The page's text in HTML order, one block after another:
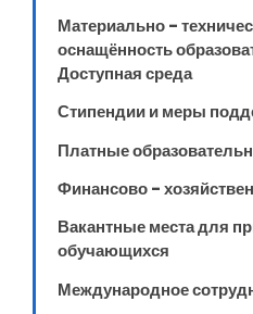
Материально -
оснащённость
Доступная среда
Стипендии и меры
Платные
Финансово -
Вакантные места для
обучающихся
Международное